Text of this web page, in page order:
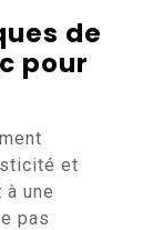
de
pour
et
une
pas